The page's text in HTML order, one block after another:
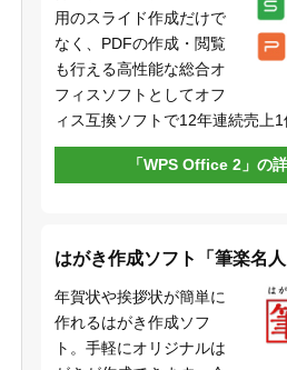
用のスライド作成だけで
なく、PDFの作成・閲覧
も行える高性能な総合オ
フィスソフトとしてオフ
ィス互換ソフトで12年連続売上1
「WPS Office 2」の
はがき作成ソフト「筆楽名人
年賀状や挨拶状が簡単に
作れるはがき作成ソフ
ト。手軽にオリジナルは